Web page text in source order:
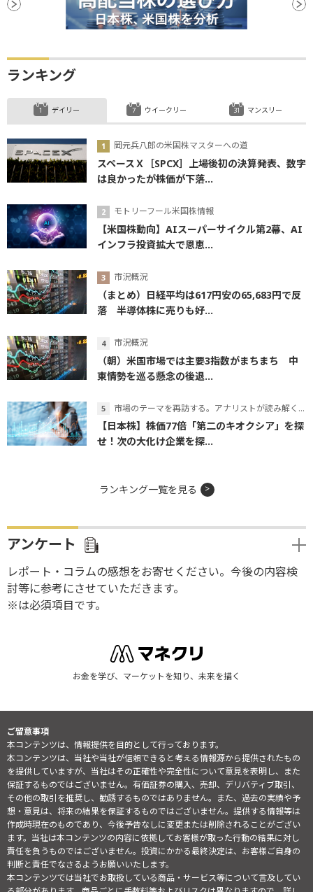
ランキング
デイリー
岡元兵八郎の米国株マスターへの道
スペースＸ［SPCX］上場後初の決算発表、数字
は良かったが株価が下落...
モトリーフール米国株情報
【米国株動向】AIスーパーサイクル第2幕、AI
インフラ投資拡大で恩恵...
市況概況
（まとめ）日経平均は617円安の65,683円で反
落 半導体株に売りも好...
市況概況
（朝）米国市場では主要3指数がまちまち 中
東情勢を巡る懸念の後退...
市場のテーマを再訪する。アナリストが読み解くテーマの本質
【日本株】株価77倍「第二のキオクシア」を探
せ！次の大化け企業を探...
ウイークリー マンスリー
ランキング一覧を見る
アンケート
レポート・コラムの感想をお寄せください。今後の内容検
討等に参考にさせていただきます。
※は必須項目です。
お金を学び、マーケットを知り、未来を描く
ご留意事項
本コンテンツは、情報提供を目的として行っております。
本コンテンツは、当社や当社が信頼できると考える情報源から提供されたもの
を提供していますが、当社はその正確性や完全性について意見を表明し、また
保証するものではございません。有価証券の購入、売却、デリバティブ取引、
その他の取引を推奨し、勧誘するものではありません。また、過去の実績や予
想・意見は、将来の結果を保証するものではございません。提供する情報等は
作成時現在のものであり、今後予告なしに変更または削除されることがござい
ます。当社は本コンテンツの内容に依拠してお客様が取った行動の結果に対し
責任を負うものではございません。投資にかかる最終決定は、お客様ご自身の
判断と責任でなさるようお願いいたします。
本コンテンツでは当社でお取扱している商品・サービス等について言及してい